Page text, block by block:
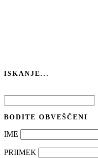
ISKANJE...
BODITE OBVEŠČENI
IME
PRIIMEK